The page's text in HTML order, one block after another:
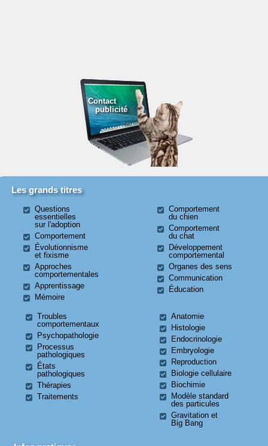
Contact
publicité
Les grands titres
Questions
essentielles
sur l'adoption
Comportement
Évolutionnisme
et fixisme
Approches
comportementales
Apprentissage
Mémoire
Comportement
du chien
Comportement
du chat
Développement
comportemental
Organes des sens
Communication
Éducation
Troubles
comportementaux
Psychopathologie
Processus
pathologiques
États
pathologiques
Thérapies
Traitements
Anatomie
Histologie
Endocrinologie
Embryologie
Reproduction
Biologie cellulaire
Biochimie
Modèle standard
des particules
Gravitation et
Big Bang